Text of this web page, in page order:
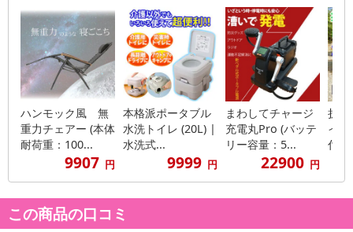
ハンモック風 無
重力チェアー (本体
耐荷重：100...
9907 円
本格派ポータブル
水洗トイレ (20L) |
水洗式...
9999 円
まわしてチャージ
充電丸Pro (バッテ
リー容量：5...
22900 円
折り
イ
付き
この商品の口コミ